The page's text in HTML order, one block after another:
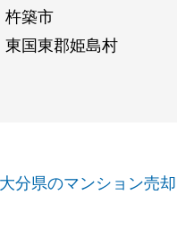
杵築市
東国東郡姫島村
大分県のマンション売